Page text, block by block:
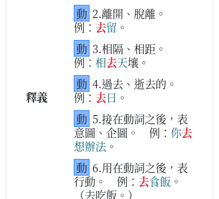
釋義
動 2.離開、脫離。
例： 去留 。
動 3.相隔、相距。
例： 相去天壤。
動 4.過去、逝去的。
例： 去日 。
動 5.接在動詞之後，表
意圖、企圖。
例： 你去
想辦法 。
動 6.用在動詞之後，表
行動。
例： 去食飯 。
（去吃飯。）